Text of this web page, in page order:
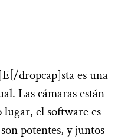
dropcap]sta es una
Las cámaras están
lugar, el software es
potentes, y juntos